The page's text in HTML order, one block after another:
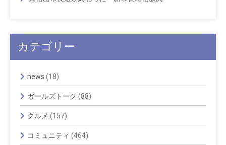
カテゴリー
news (18)
ガールズトーク (88)
グルメ (157)
コミュニティ (464)